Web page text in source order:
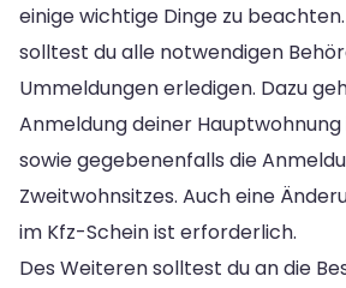
einige wichtige Dinge zu
solltest du alle notwendigen
Ummeldungen erledigen. Dazu
Anmeldung deiner
sowie gegebenenfalls die
Zweitwohnsitzes. Auch eine
im Kfz-Schein ist erforderlich.
Des Weiteren solltest du an die